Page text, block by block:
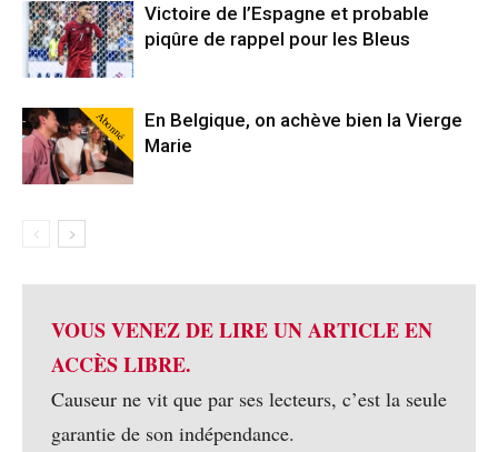
Victoire de l’Espagne et probable
piqûre de rappel pour les Bleus
Abonné
En Belgique, on achève bien la Vierge
Marie
VOUS VENEZ DE LIRE UN ARTICLE EN
ACCÈS LIBRE.
Causeur ne vit que par ses lecteurs, c’est la seule
garantie de son indépendance.